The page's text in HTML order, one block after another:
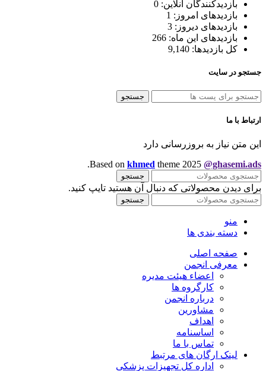
بازدیدکنندگان آنلاین: 0
بازدیدهای امروز: 1
بازدیدهای دیروز: 3
بازدیدهای این ماه: 266
کل بازدیدها: 9,140
جستجو در سایت
جستجو
ارتباط با ما
این متن نیاز به بروزرسانی دارد
Based on khmed theme 2025 @ghasemi.ads
.
جستجو
برای دیدن محصولاتی که دنبال آن هستید تایپ کنید.
جستجو
منو
دسته بندی ها
صفحه اصلی
معرفی انجمن
اعضاء هیئت مدیره
کارگروه ها
درباره انجمن
مشاورین
اهداف
اساسنامه
تماس با ما
لینک ارگان های مرتبط
اداره کل تجهیزات پزشکی